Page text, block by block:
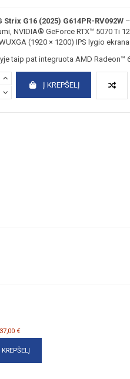
Strix G16 (2025) G614PR-RV092W–
NVIDIA® GeForce RTX™ 5070 Ti
(1920 × 1200) IPS lygio
taip pat integruota AMD Radeon™
Į KREPŠELĮ
€